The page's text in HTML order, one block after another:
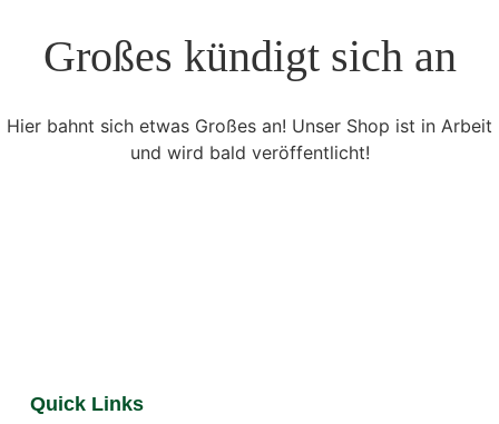
Großes kündigt sich an
Hier bahnt sich etwas Großes an! Unser Shop ist in Arbeit
und wird bald veröffentlicht!
Quick Links